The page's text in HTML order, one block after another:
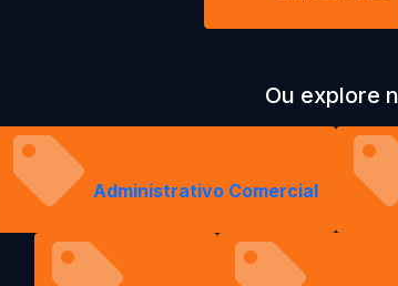
Ou explore
Administrativo Comercial